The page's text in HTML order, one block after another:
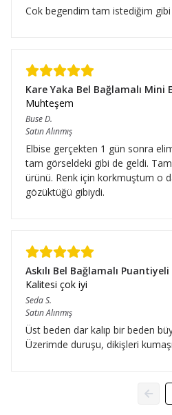
Cok begendim tam istediğim gibi
Kare Yaka Bel Bağlamalı Mini
Muhteşem
BuseD.
Satın Alınmış
Elbise gerçekten 1 gün sonra
tam görseldeki gibi de geldi.
ürünü. Renk için korkmuştum o
gözüktüğü gibiydi.
Askılı Bel Bağlamalı
Kalitesi çok iyi
SedaS.
Satın Alınmış
Üst beden dar kalıp bir beden
Üzerimde duruşu, dikişleri